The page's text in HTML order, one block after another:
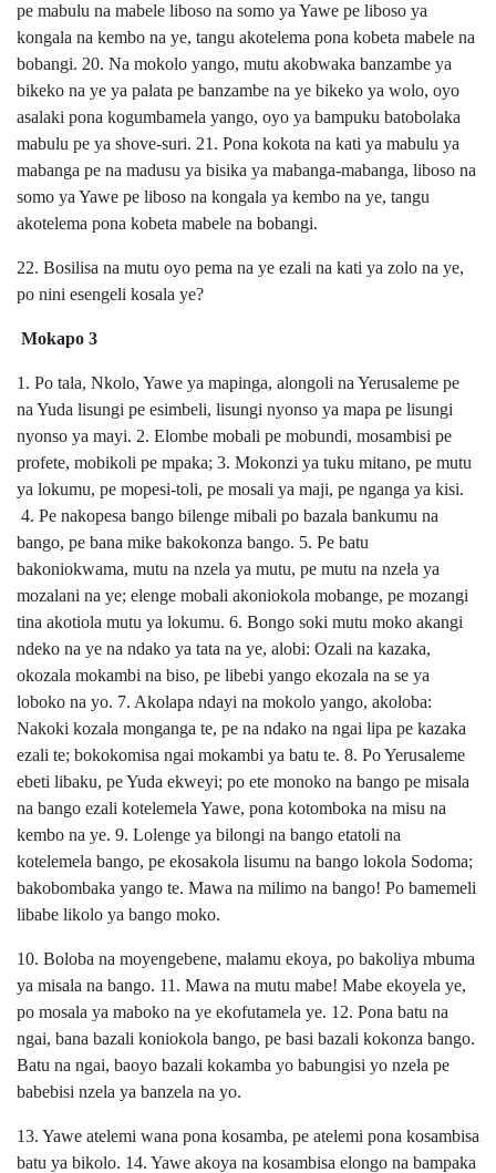
pe mabulu na mabele liboso na somo ya Yawe pe liboso ya
kongala na kembo na ye, tangu akotelema pona kobeta mabele na
bobangi. 20. Na mokolo yango, mutu akobwaka banzambe ya
bikeko na ye ya palata pe banzambe na ye bikeko ya wolo, oyo
asalaki pona kogumbamela yango, oyo ya bampuku batobolaka
mabulu pe ya shove-suri. 21. Pona kokota na kati ya mabulu ya
mabanga pe na madusu ya bisika ya mabanga-mabanga, liboso na
somo ya Yawe pe liboso na kongala ya kembo na ye, tangu
akotelema pona kobeta mabele na bobangi.
22. Bosilisa na mutu oyo pema na ye ezali na kati ya zolo na ye,
po nini esengeli kosala ye?
Mokapo 3
1. Po tala, Nkolo, Yawe ya mapinga, alongoli na Yerusaleme pe
na Yuda lisungi pe esimbeli, lisungi nyonso ya mapa pe lisungi
nyonso ya mayi. 2. Elombe mobali pe mobundi, mosambisi pe
profete, mobikoli pe mpaka; 3. Mokonzi ya tuku mitano, pe mutu
ya lokumu, pe mopesi-toli, pe mosali ya maji, pe nganga ya kisi.
4. Pe nakopesa bango bilenge mibali po bazala bankumu na
bango, pe bana mike bakokonza bango. 5. Pe batu
bakoniokwama, mutu na nzela ya mutu, pe mutu na nzela ya
mozalani na ye; elenge mobali akoniokola mobange, pe mozangi
tina akotiola mutu ya lokumu. 6. Bongo soki mutu moko akangi
ndeko na ye na ndako ya tata na ye, alobi: Ozali na kazaka,
okozala mokambi na biso, pe libebi yango ekozala na se ya
loboko na yo. 7. Akolapa ndayi na mokolo yango, akoloba:
Nakoki kozala monganga te, pe na ndako na ngai lipa pe kazaka
ezali te; bokokomisa ngai mokambi ya batu te. 8. Po Yerusaleme
ebeti libaku, pe Yuda ekweyi; po ete monoko na bango pe misala
na bango ezali kotelemela Yawe, pona kotomboka na misu na
kembo na ye. 9. Lolenge ya bilongi na bango etatoli na
kotelemela bango, pe ekosakola lisumu na bango lokola Sodoma;
bakobombaka yango te. Mawa na milimo na bango! Po bamemeli
libabe likolo ya bango moko.
10. Boloba na moyengebene, malamu ekoya, po bakoliya mbuma
ya misala na bango. 11. Mawa na mutu mabe! Mabe ekoyela ye,
po mosala ya maboko na ye ekofutamela ye. 12. Pona batu na
ngai, bana bazali koniokola bango, pe basi bazali kokonza bango.
Batu na ngai, baoyo bazali kokamba yo babungisi yo nzela pe
babebisi nzela ya banzela na yo.
13. Yawe atelemi wana pona kosamba, pe atelemi pona kosambisa
batu ya bikolo. 14. Yawe akoya na kosambisa elongo na bampaka